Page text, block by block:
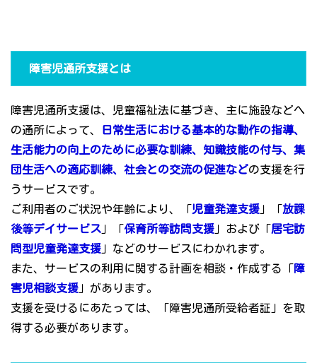
障害児通所支援とは
障害児通所支援は、児童福祉法に基づき、主に施設などへ
の通所によって、
日常生活における基本的な動作の指導、
生活能力の向上のために必要な訓練、知識技能の付与、集
団生活への適応訓練、社会との交流の促進などの支援を行
うサービスです。
ご利用者のご状況や年齢により、「児童発達支援 」「放課
後等デイサービス 」「保育所等訪問支援 」および「居宅訪
問型児童発達支援 」などのサービスにわかれます。
また、サービスの利用に関する計画を相談・作成する「障
害児相談支援 」があります。
支援を受けるにあたっては、「障害児通所受給者証」を取
得する必要があります。